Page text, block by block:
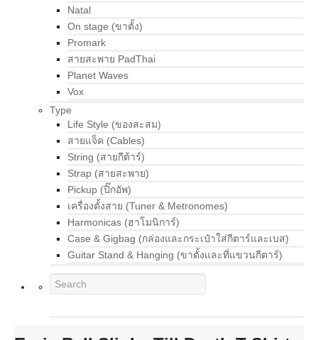
Natal
On stage (ขาตั้ง)
Promark
สายสะพาย PadThai
Planet Waves
Vox
Type
Life Style (ของสะสม)
สายแจ็ค (Cables)
String (สายกีต้าร์)
Strap (สายสะพาย)
Pickup (ปิ๊กอัพ)
เครื่องตั้งสาย (Tuner & Metronomes)
Harmonicas (ฮาโมนิการ์)
Case & Gigbag (กล่องและกระเป๋าใส่กีตาร์และเบส)
Guitar Stand & Hanging (ขาตั้งและที่แขวนกีตาร์)